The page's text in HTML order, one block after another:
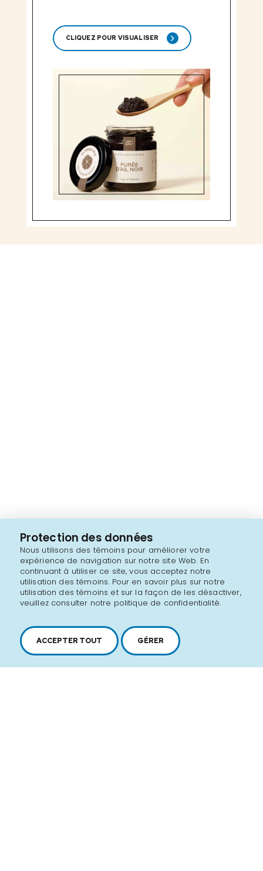
Protection des données
Nous utilisons des témoins pour améliorer votre
expérience de navigation sur notre site Web. En
continuant à utiliser ce site, vous acceptez notre
utilisation des témoins. Pour en savoir plus sur notre
utilisation des témoins et sur la façon de les désactiver,
veuillez consulter notre politique de confidentialité.
ACCEPTER TOUT GÉRER
CLIQUEZ POUR VISUALISER